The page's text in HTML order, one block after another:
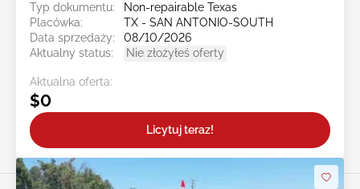
Typ dokumentu:
Non-repairable Texas
Placówka:
TX - SAN ANTONIO-SOUTH
Data sprzedaży:
08/10/2026
Aktualny status:
Nie złożyłeś oferty
Aktualna oferta:
$0
Licytuj teraz!